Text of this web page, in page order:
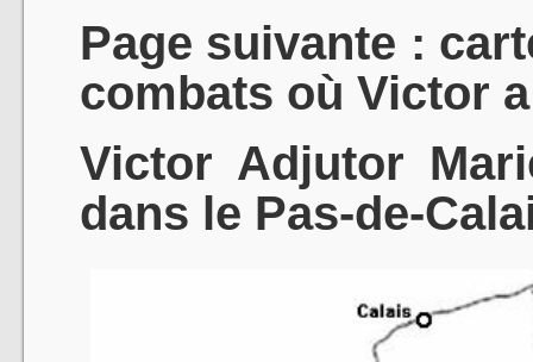
Page suivante :
combats où Victor
Victor Adjutor
dans le Pas-de-